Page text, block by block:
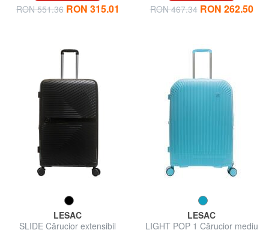
RON 551.36 RON 315.01 RON 467.34 RON 262.50
LESAC
SLIDE Cărucior extensibil
LESAC
LIGHT POP 1 Cărucior mediu